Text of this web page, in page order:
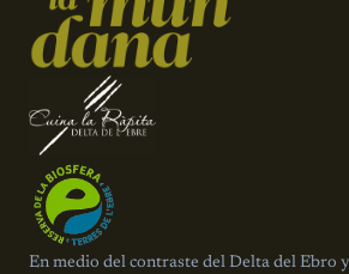
En medio del contraste del Delta del Ebro